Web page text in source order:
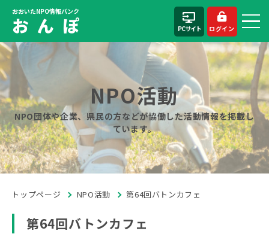
おおいたNPO情報バンク
お ん ぽ PCサイト ログイン
NPO活動
NPO団体や企業、県民の方などが協働した活動情報を掲載し
ています。
トップページ NPO活動 第64回バトンカフェ
第64回バトンカフェ